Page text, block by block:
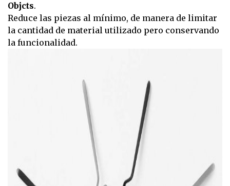
Objcts.
Reduce las piezas al mínimo, de manera de limitar
la cantidad de material utilizado pero conservando
la funcionalidad.